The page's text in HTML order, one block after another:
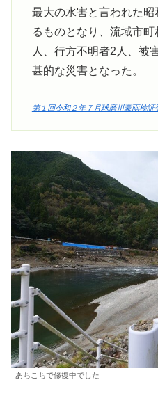
最大の水害と言われた
るものとなり、流域市
人、行方不明者2人、被
甚的な災害となった。
第１回令和２年７月球磨川豪雨検
あちこちで修復中でした